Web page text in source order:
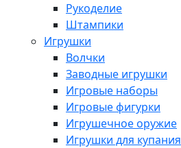
Рукоделие
Штампики
Игрушки
Волчки
Заводные игрушки
Игровые наборы
Игровые фигурки
Игрушечное оружие
Игрушки для купания